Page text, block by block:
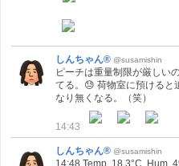
しんちゃん® @susamishin
ピーチは重量制限が厳しい
てる。😓 荷物室に預けると
なり無くなる。（笑）
14:43
しんちゃん® @susamishin
14:48 Temp. 18.3°C, Hum.